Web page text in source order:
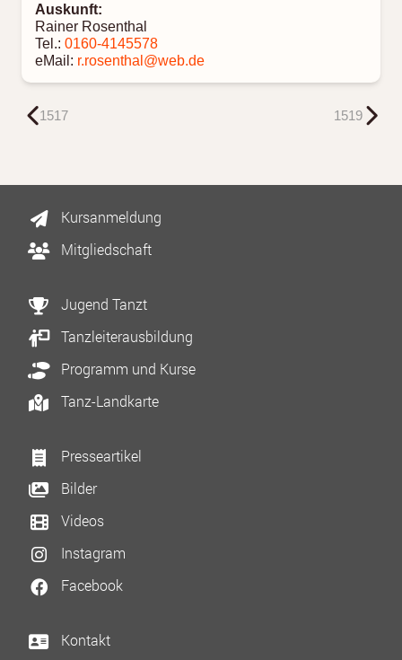
Auskunft:
Rainer Rosenthal
Tel.: 0160-4145578
eMail: r.rosenthal@web.de
1517 1519
Kursanmeldung
Mitgliedschaft
Jugend Tanzt
Tanzleiterausbildung
Programm und Kurse
Tanz-Landkarte
Presseartikel
Bilder
Videos
Instagram
Facebook
Kontakt